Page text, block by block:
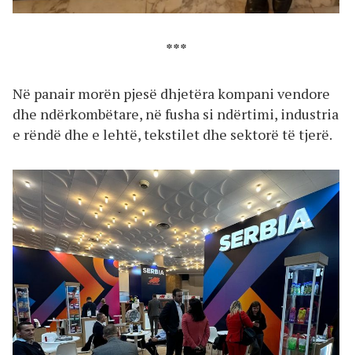
***
Në panair morën pjesë dhjetëra kompani vendore
dhe ndërkombëtare, në fusha si ndërtimi, industria
e rëndë dhe e lehtë, tekstilet dhe sektorë të tjerë.